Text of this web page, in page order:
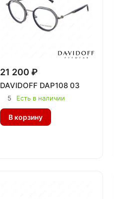
21 200 ₽
DAVIDOFF DAP108 03
5 Есть в наличии
В корзину